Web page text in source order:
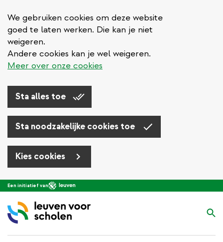
We gebruiken cookies om deze website
goed te laten werken. Die kan je niet
weigeren.
Andere cookies kan je wel weigeren.
Meer over onze cookies
Sta alles toe
Sta noodzakelijke cookies toe
Kies cookies
Overslaan
naar
de
inhoud
Een initiatief van